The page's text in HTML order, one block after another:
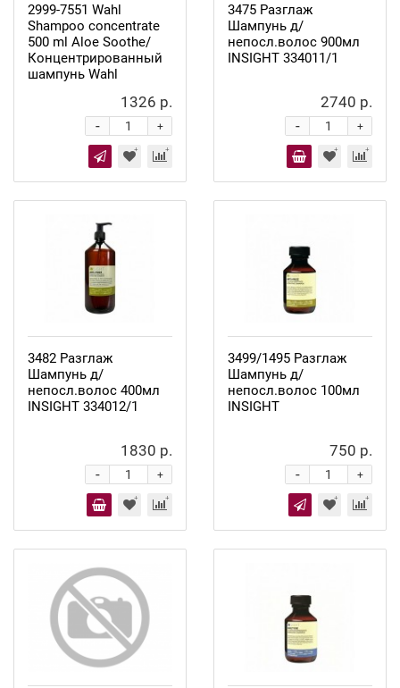
2999-7551 Wahl
Shampoo concentrate
500 ml Aloe Soothe/
Концентрированный
шампунь Wahl
1326 р.
+
-
3475 Разглаж
Шампунь д/
непосл.волос 900мл
INSIGHT 334011/1
2740 р.
+
-
3482 Разглаж
Шампунь д/
непосл.волос 400мл
INSIGHT 334012/1
1830 р.
+
-
3499/1495 Разглаж
Шампунь д/
непосл.волос 100мл
INSIGHT
750 р.
+
-